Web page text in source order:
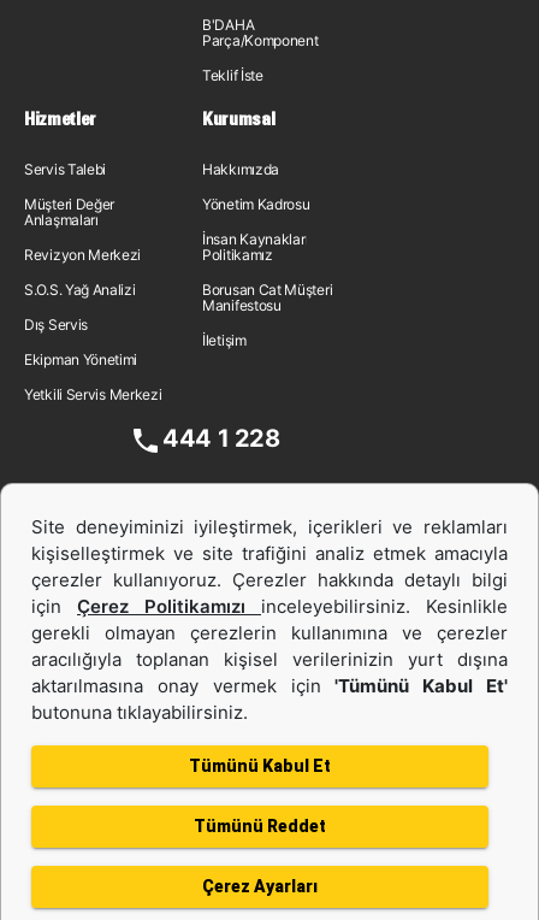
B'DAHA
Parça/Komponent
Teklif İste
Hizmetler
Servis Talebi
Müşteri Değer
Anlaşmaları
Revizyon Merkezi
S.O.S. Yağ Analizi
Dış Servis
Ekipman Yönetimi
Yetkili Servis Merkezi
Kurumsal
Hakkımızda
Yönetim Kadrosu
İnsan Kaynakları
Politikamız
Borusan Cat Müşteri
Manifestosu
İletişim
444 1 228
İş Makinası ve Güç Sistemleri
İkinci el ve Kiralama
Gizlilik Politikası
Kullanım Şartları
Çerez politikası
Bilgi Toplumu Hizmeti
Kişisel Verilerin Korunması
Site deneyiminizi iyileştirmek, içerikleri ve reklamları
kişiselleştirmek ve site trafiğini analiz etmek amacıyla
çerezler kullanıyoruz. Çerezler hakkında detaylı bilgi
için Çerez Politikamızı inceleyebilirsiniz. Kesinlikle
gerekli olmayan çerezlerin kullanımına ve çerezler
aracılığıyla toplanan kişisel verilerinizin yurt dışına
aktarılmasına onay vermek için'Tümünü Kabul Et'
butonuna tıklayabilirsiniz.
Tümünü Kabul Et
Tümünü Reddet
Çerez Ayarları